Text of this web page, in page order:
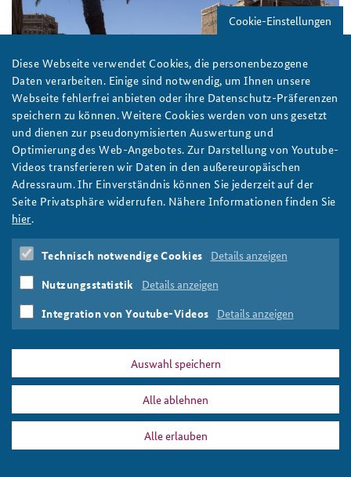
Partners
Young Leaders in Security Policy
Directions
German Forum on Security Policy
Public Events
Further Events
Der Jemen ist einer der zahlreichen Konflikte im Nahen und
Mittleren Osten
Foto: tropilux/flickr/verkleinert/CC BY-NC 2.0
DATA PRIVACY IMPRINT
2017-5-teaserfks17webseit_tropilux-flickr-verkleinert-cc_by-nc_2.0.png
Cookie-Einstellungen
Diese Webseite verwendet Cookies, die personenbezogene
Daten verarbeiten. Einige sind notwendig, um Ihnen unsere
Webseite fehlerfrei anbieten oder ihre Datenschutz-Präferenzen
speichern zu können. Weitere Cookies werden von uns gesetzt
und dienen zur pseudonymisierten Auswertung und
Optimierung des Web-Angebotes. Zur Darstellung von Youtube-
Videos transferieren wir Daten in den außereuropäischen
Adressraum. Ihr Einverständnis können Sie jederzeit auf der
Seite Privatsphäre widerrufen. Nähere Informationen finden Sie
hier.
Technisch notwendige Cookies Details anzeigen
Nutzungsstatistik Details anzeigen
Integration von Youtube-Videos Details anzeigen
Auswahl speichern
Alle ablehnen
Alle erlauben